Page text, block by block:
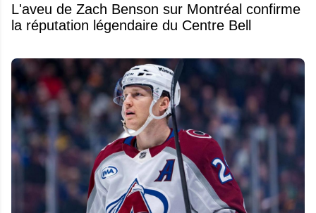
L'aveu de Zach Benson sur Montréal confirme
la réputation légendaire du Centre Bell